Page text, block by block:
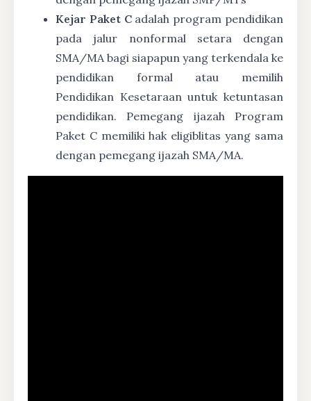
Kejar Paket Cadalah program pendidikan
pada jalur nonformal setara dengan
SMA/MA bagi siapapun yang terkendala ke
pendidikan formal atau memilih
Pendidikan Kesetaraan untuk ketuntasan
pendidikan. Pemegang ijazah Program
Paket C memiliki hak eligiblitas yang sama
dengan pemegang ijazah SMA/MA.